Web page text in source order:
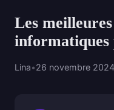
Les
informatiques
Lina•26 novembre 2024